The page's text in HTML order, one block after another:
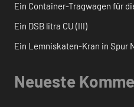
Ein Container-Tragwagen für
Ein DSB litra CU (III)
Ein Lemniskaten-Kran in Spur
Neueste